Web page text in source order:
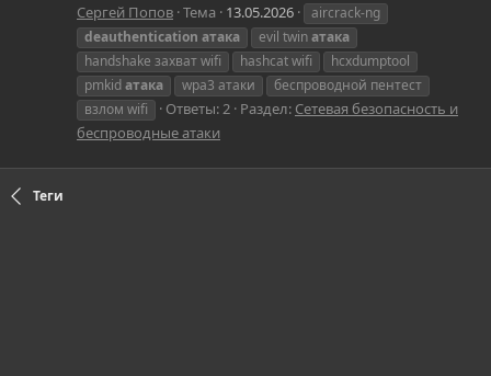
Сергей Попов Тема 13.05.2026
aircrack-ng
deauthentication атака evil twinатака
handshake захват wifi
hashcat wifi
hcxdumptool
pmkidатака wpa3 атаки
беспроводной пентест
взлом wifi
Ответы: 2 Раздел: Сетевая безопасность и
беспроводные атаки
Теги